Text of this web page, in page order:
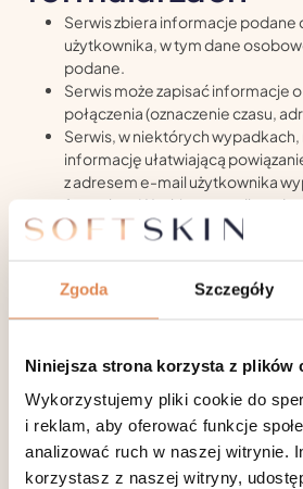
Zgoda Szczegóły
Niniejsza strona korzysta z plików
Wykorzystujemy pliki cookie do
i reklam, aby oferować funkcje
analizować ruch w naszej witrynie.
korzystasz z naszej witryny,
Serwis zbiera informacje podane
użytkownika, w tym dane
podane.
Serwis może zapisać informacje
połączenia (oznaczenie czasu,
Serwis, w niektórych wypadkach,
informację ułatwiającą
z adresem e-mail użytkownika
formularz. W takim wypadku
pojawia się wewnątrz adresu url
wynikającym z funkcji
celu dokonania procesu obsługi
usług itp. Każdorazowo kontekst i
Logi
Informacje zachowaniu
podlegać logowaniu. Dane te są